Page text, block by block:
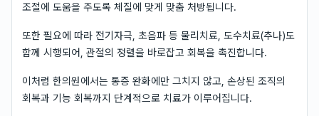
조절에 도움을 주도록 체질에 맞게 맞춤 처방됩니다.
또한 필요에 따라 전기자극, 초음파 등 물리치료, 도수치료(추나)도
함께 시행되어, 관절의 정렬을 바로잡고 회복을 촉진합니다.
이처럼 한의원에서는 통증 완화에만 그치지 않고, 손상된 조직의
회복과 기능 회복까지 단계적으로 치료가 이루어집니다.